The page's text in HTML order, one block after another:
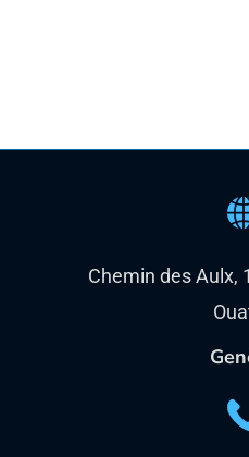
Chemin des Aulx,